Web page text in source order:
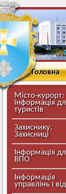
Головна
Місто-курорт:
інформація
туристів
Захиснику,
Захисниці
Інформація
ВПО
Інформація
управлінь і